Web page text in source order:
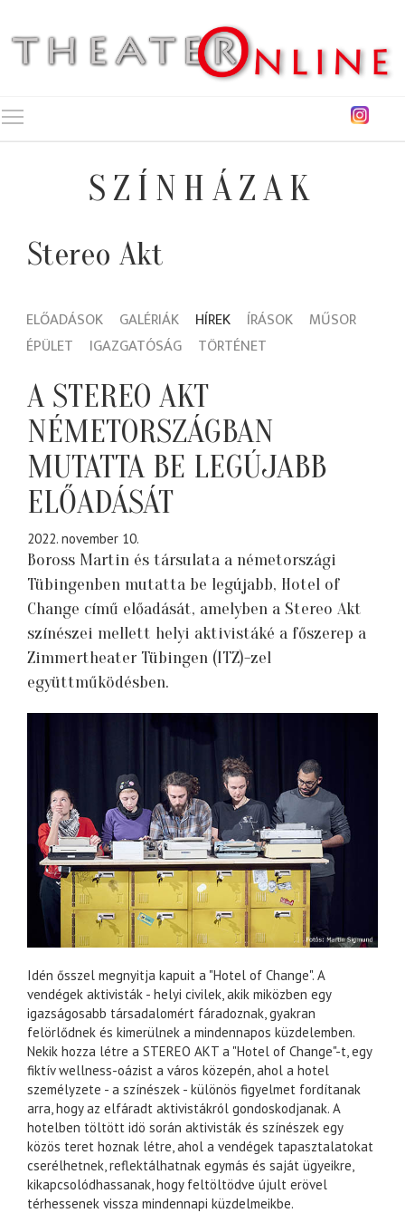
SZÍNHÁZAK
Stereo Akt
ELŐADÁSOK GALÉRIÁK HÍREK ÍRÁSOK
MŰSOR
ÉPÜLET
IGAZGATÓSÁG TÖRTÉNET
A STEREO AKT
NÉMETORSZÁGBAN
MUTATTA BE LEGÚJABB
ELŐADÁSÁT
2022. november 10.
Boross Martin és társulata a németországi
Tübingenben mutatta be legújabb, Hotel of
Change című előadását, amelyben a Stereo Akt
színészei mellett helyi aktivistáké a főszerep a
Zimmertheater Tübingen (ITZ)-zel
együttműködésben.
Idén ősszel megnyitja kapuit a "Hotel of Change". A
vendégek aktivisták - helyi civilek, akik miközben egy
igazságosabb társadalomért fáradoznak, gyakran
felörlődnek és kimerülnek a mindennapos küzdelemben.
Nekik hozza létre a STEREO AKT a "Hotel of Change"-t, egy
fiktív wellness-oázist a város közepén, ahol a hotel
személyzete - a színészek - különös figyelmet fordítanak
arra, hogy az elfáradt aktivistákról gondoskodjanak. A
hotelben töltött idö során aktivisták és színészek egy
közös teret hoznak létre, ahol a vendégek tapasztalatokat
cserélhetnek, reflektálhatnak egymás és saját ügyeikre,
kikapcsolódhassanak, hogy feltöltödve újult erövel
térhessenek vissza mindennapi küzdelmeikbe.